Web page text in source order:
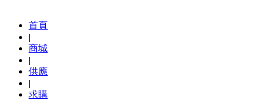
首頁
|
商城
|
供應
|
求購